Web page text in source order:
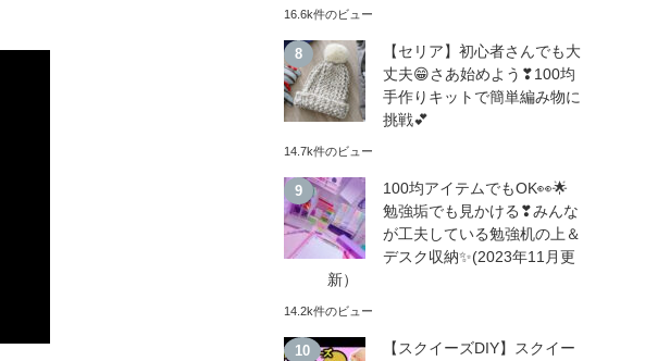
16.6k件のビュー
【セリア】初心者さんでも大
丈夫😁さあ始めよう❣100均
手作りキットで簡単編み物に
挑戦💕
14.7k件のビュー
100均アイテムでもOK👀🌟
勉強垢でも見かける❣みんな
が工夫している勉強机の上＆
デスク収納✨(2023年11月更
新）
14.2k件のビュー
【スクイーズDIY】スクイー